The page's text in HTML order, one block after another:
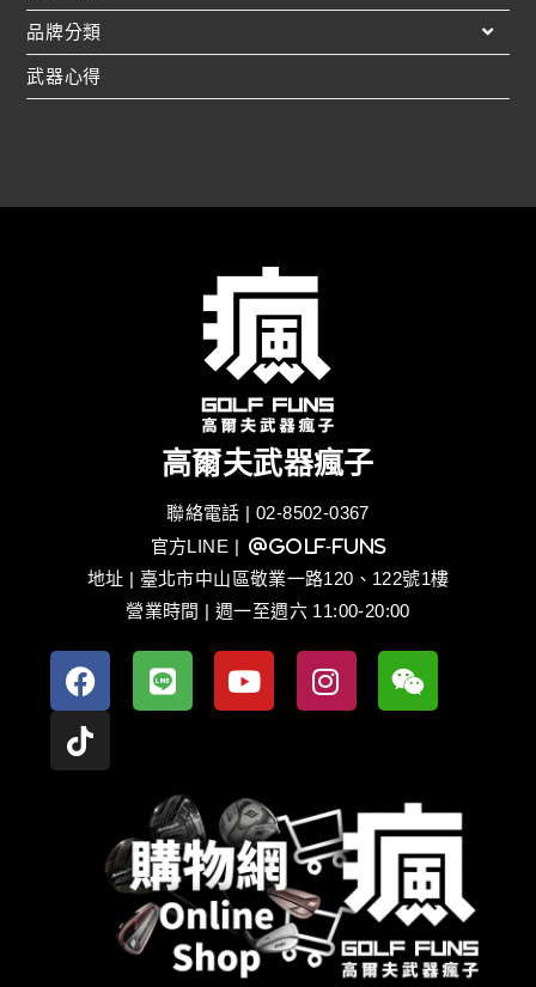
品牌分類
武器心得
高爾夫武器瘋子
聯絡電話 | 02-8502-0367
官方LINE | @golf-funs
地址 | 臺北市中山區敬業一路120、122號1樓
營業時間 | 週一至週六 11:00-20:00